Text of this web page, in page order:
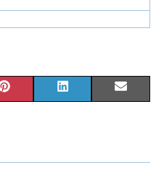
T K I